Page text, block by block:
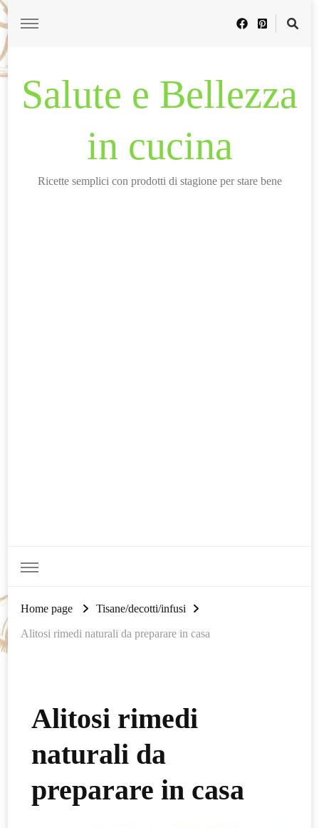
Salute e Bellezza
in cucina
Ricette semplici con prodotti di stagione per stare bene
Home page Tisane/decotti/infusi
Alitosi rimedi naturali da preparare in casa
Alitosi rimedi
naturali da
preparare in casa